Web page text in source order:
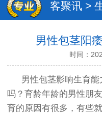
客聚讯 >
男性包茎阳
时间：
男性包茎影响生育
吗？育龄年龄的男性朋
育的原因有很多，有些